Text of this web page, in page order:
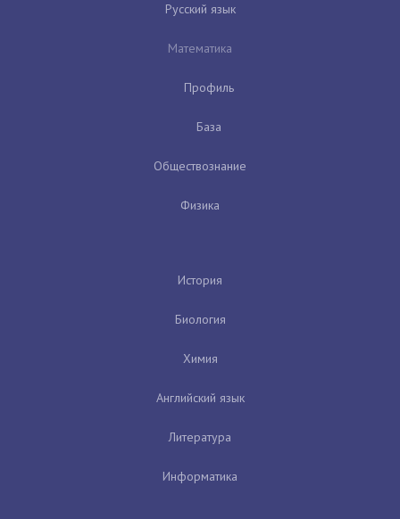
Русский язык
Математика
Профиль
База
Обществознание
Физика
История
Биология
Химия
Английский язык
Литература
Информатика